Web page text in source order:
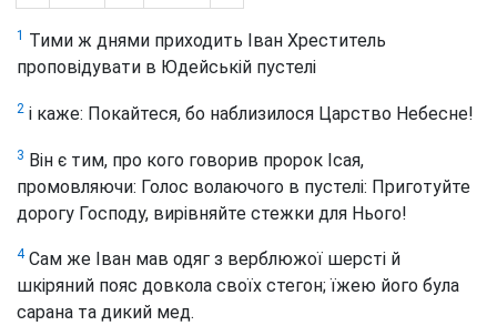
1 Тими ж днями приходить Іван Хреститель
проповідувати в Юдейській пустелі
2 і каже: Покайтеся, бо наблизилося Царство Небесне!
3 Він є тим, про кого говорив пророк Ісая,
промовляючи: Голос волаючого в пустелі: Приготуйте
дорогу Господу, вирівняйте стежки для Нього!
4Сам же Іван мав одяг з верблюжої шерсті й
шкіряний пояс довкола своїх стегон; їжею його була
сарана та дикий мед.